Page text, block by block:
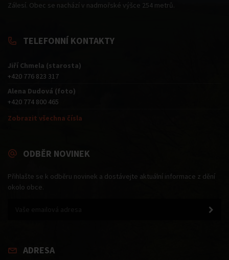
Zálesí. Obec se nachází v nadmořské výšce 254 metrů.
TELEFONNÍ KONTAKTY
Jiří Chmela (starosta)
+420 776 823 317
Alena Dudová (foto)
+420 774 800 465
Zobrazit všechna čísla
ODBĚR NOVINEK
Přihlašte se k odběru novinek a dostávejte aktuální informace z dění
okolo obce.
ADRESA